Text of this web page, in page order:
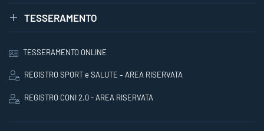
TESSERAMENTO
TESSERAMENTO ONLINE
REGISTRO SPORT e SALUTE – AREA RISERVATA
REGISTRO CONI 2.0 - AREA RISERVATA